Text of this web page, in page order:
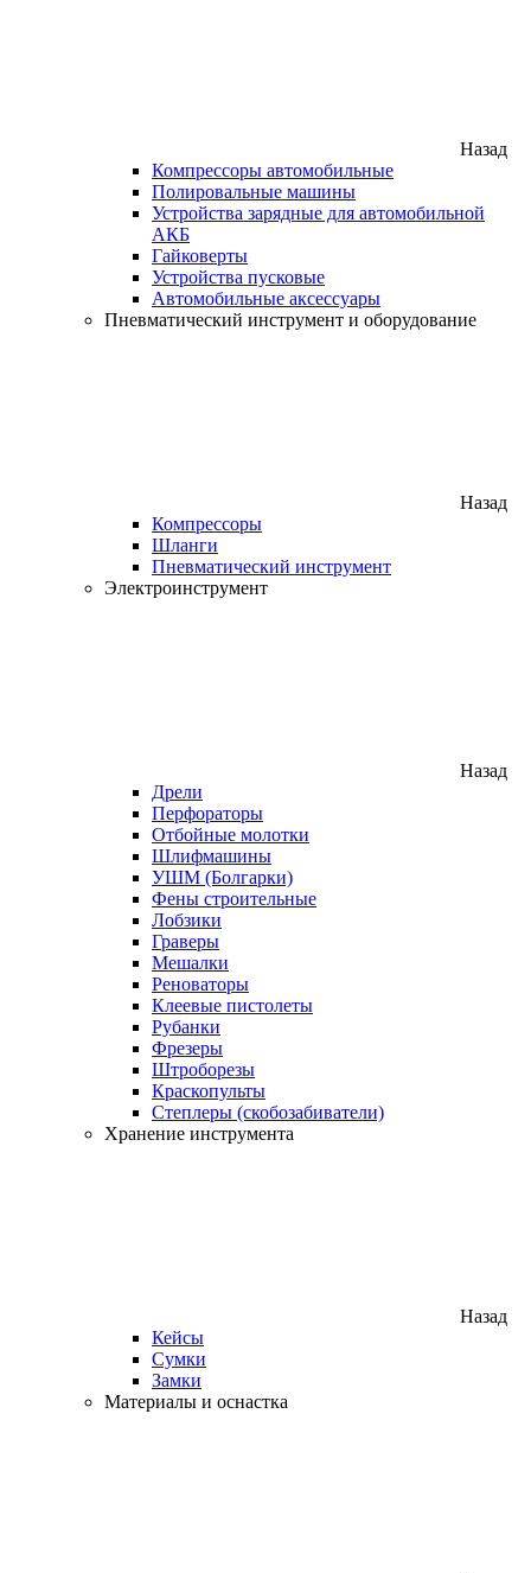
Назад
Компрессоры автомобильные
Полировальные машины
Устройства зарядные для автомобильной
АКБ
Гайковерты
Устройства пусковые
Автомобильные аксессуары
Пневматический инструмент и оборудование
Назад
Компрессоры
Шланги
Пневматический инструмент
Электроинструмент
Назад
Дрели
Перфораторы
Отбойные молотки
Шлифмашины
УШМ (Болгарки)
Фены строительные
Лобзики
Граверы
Мешалки
Реноваторы
Клеевые пистолеты
Рубанки
Фрезеры
Штроборезы
Краскопульты
Степлеры (скобозабиватели)
Хранение инструмента
Назад
Кейсы
Сумки
Замки
Материалы и оснастка